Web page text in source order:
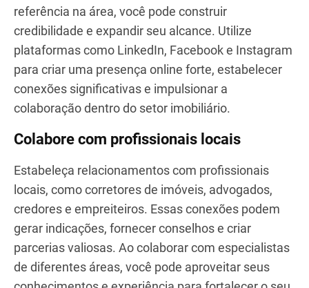
pinterest.com
oportunidades valiosas para se conectar com
clientes em potencial e profissionais do setor. Ao
participar ativamente de conversas, compartilhar
conteúdo relevante e se posicionar como uma
referência na área, você pode construir
credibilidade e expandir seu alcance. Utilize
plataformas como LinkedIn, Facebook e Instagram
para criar uma presença online forte, estabelecer